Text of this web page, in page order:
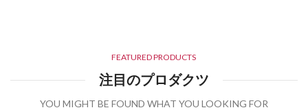
FEATURED PRODUCTS
注目のプロダクツ
YOU MIGHT BE FOUND WHAT YOU LOOKING FOR